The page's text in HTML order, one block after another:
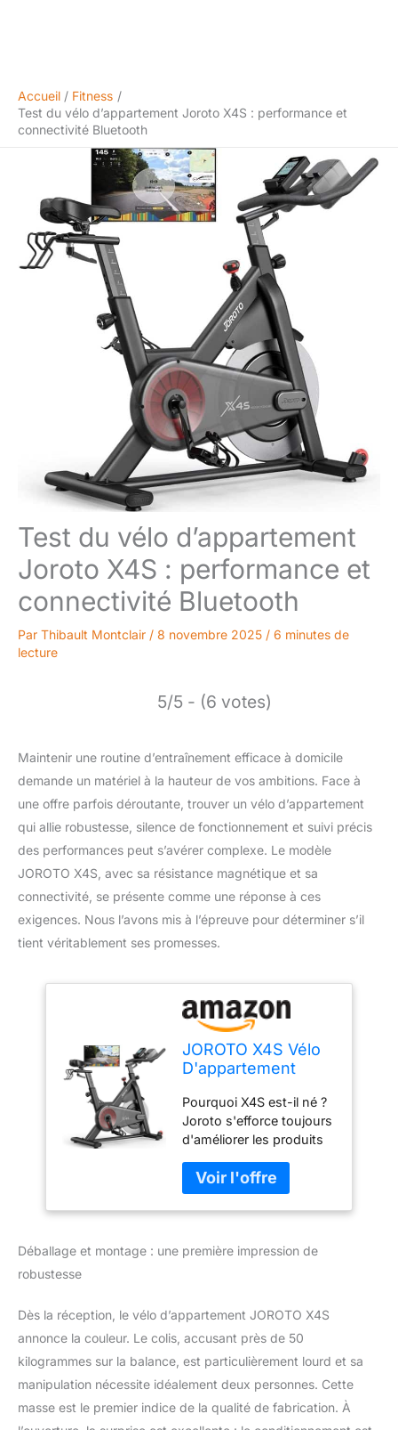
Accueil
Fitness
Test du vélo d’appartement Joroto X4S : performance et
connectivité Bluetooth
Test du vélo d’appartement
Joroto X4S : performance et
connectivité Bluetooth
Par Thibault Montclair / 8 novembre 2025 / 6 minutes de
lecture
5/5 - (6 votes)
Maintenir une routine d’entraînement efficace à domicile
demande un matériel à la hauteur de vos ambitions. Face à
une offre parfois déroutante, trouver un vélo d’appartement
qui allie robustesse, silence de fonctionnement et suivi précis
des performances peut s’avérer complexe. Le modèle
JOROTO X4S, avec sa résistance magnétique et sa
connectivité, se présente comme une réponse à ces
exigences. Nous l’avons mis à l’épreuve pour déterminer s’il
tient véritablement ses promesses.
JOROTO X4S Vélo
D'appartement
D'intérieur avec
Valeur de
Résistance
Magnétique Lisible
et Entraînement par
Courroie (Capacité
de 150 kg)
Pourquoi X4S est-il né ?
Joroto s'efforce toujours
d'améliorer les produits
ergonomie et une
cinématique scientifiques
et rigoureuses. L'équipe
3 ans sur ce vélo
la production, il a subi
plus de 100
modifications et 200 000
tests pendant cette
période pour s'assurer
qu'il peut répondre à
différents besoins et
Déballage et montage : une première impression de
robustesse
Dès la réception, le vélo d’appartement JOROTO X4S
annonce la couleur. Le colis, accusant près de 50
kilogrammes sur la balance, est particulièrement lourd et sa
manipulation nécessite idéalement deux personnes. Cette
masse est le premier indice de la qualité de fabrication. À